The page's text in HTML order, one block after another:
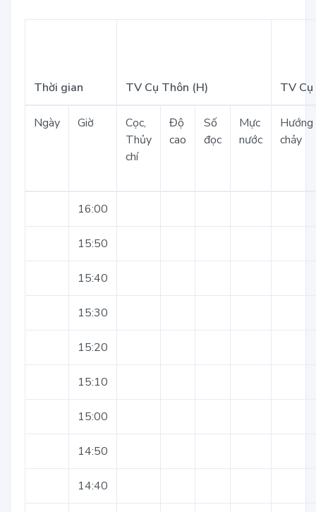
Thời gian TV Cụ Thôn (H) TV
Ngày Giờ
Cọc,
Thủy
chí
Độ
cao
Số
đọc
Mực
nước
Hướng
chảy
16:00
15:50
15:40
15:30
15:20
15:10
15:00
14:50
14:40